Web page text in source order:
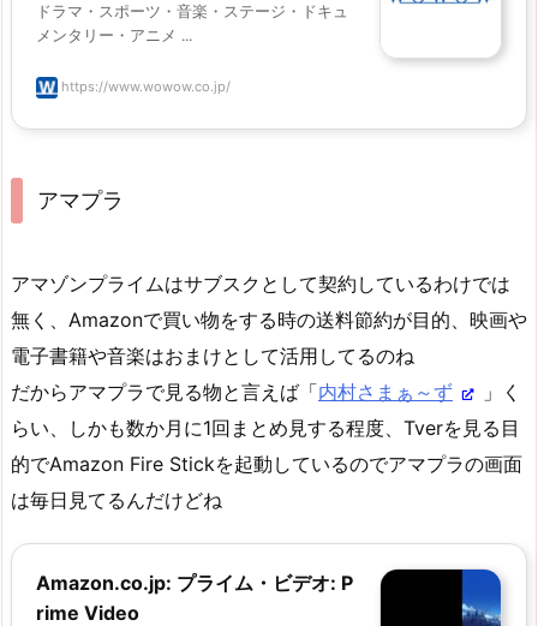
ドラマ・スポーツ・音楽・ステージ・ドキュ
メンタリー・アニメ ...
https://www.wowow.co.jp/
アマプラ
アマゾンプライムはサブスクとして契約しているわけでは
無く、Amazonで買い物をする時の送料節約が目的、映画や
電子書籍や音楽はおまけとして活用してるのね
だからアマプラで見る物と言えば「内村さまぁ～ず
」く
らい、しかも数か月に1回まとめ見する程度、Tverを見る目
的でAmazon Fire Stickを起動しているのでアマプラの画面
は毎日見てるんだけどね
Amazon.co.jp: プライム・ビデオ: P
rime Video